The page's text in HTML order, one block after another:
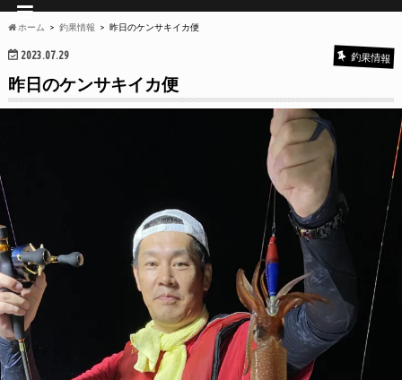
ホーム 釣果情報 昨日のケンサキイカ便
2023.07.29 釣果情報
昨日のケンサキイカ便